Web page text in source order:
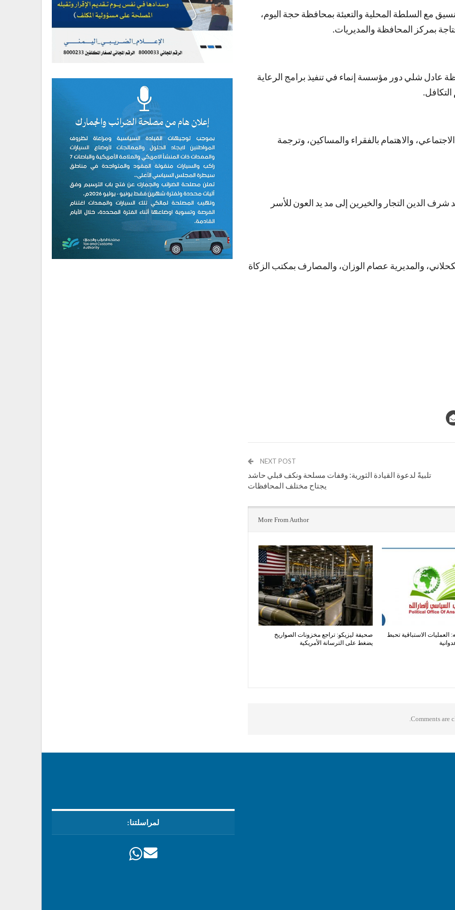
مع السلطة المحلية والتعبئة بمحافظة حجة اليوم،
بمركز المحافظة والمديريات.
عادل شلي دور مؤسسة إنماء في تنفيذ برامج الرعاية
والاهتمام بالفقراء والمساكين، وترجمة
شرف الدين التجار والخيرين إلى مد يد العون للأسر
والمديرية عصام الوزان، والمصارف بمكتب الزكاة
NEXT POST
تلبيةً لدعوة القيادة الثورية: وقفات مسلحة ونكف قبلي حاشد
يجتاح مختلف المحافظات
More From Author
العمليات الاستباقية تحبط
صحيفة ليزيكو: تراجع مخزونات الصواريخ
يضغط على الترسانة الأمريكية
Comments are
لمراسلتنا: